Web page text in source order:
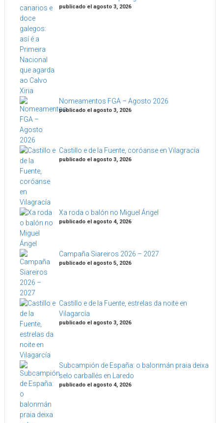
publicado el agosto 3, 2026
Nomeamentos FGA – Agosto 2026
publicado el agosto 3, 2026
Castillo e de la Fuente, coróanse en Vilagracía
publicado el agosto 3, 2026
Xa roda o balón no Miguel Ángel
publicado el agosto 4, 2026
Campaña Siareiros 2026 – 2027
publicado el agosto 5, 2026
Castillo e de la Fuente, estrelas da noite en
Vilagarcía
publicado el agosto 3, 2026
Subcampión de España: o balonmán praia deixa
selo carballés en Laredo
publicado el agosto 4, 2026